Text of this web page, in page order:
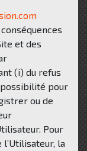
et des
(i) du refus
pour
ou de
Pour
la